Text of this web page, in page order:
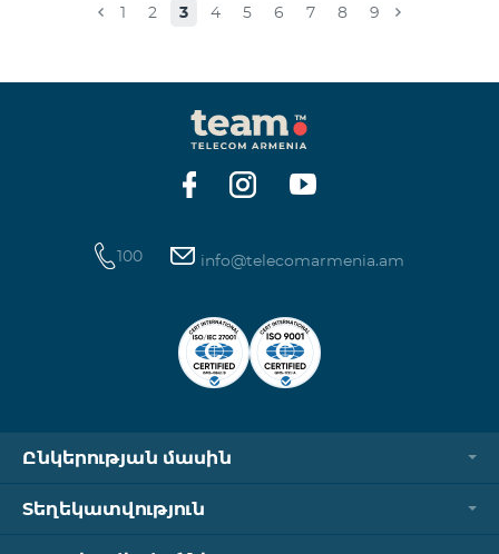
1 2 3 4 5 6 7 8 9
100 info@telecomarmenia.am
Ընկերության մասին
Տեղեկատվություն